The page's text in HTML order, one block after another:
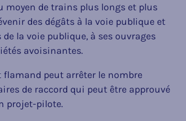
de trains plus longs et plus
des dégâts à la voie publique et
de la voie publique, à ses ouvrages
avoisinantes.
flamand peut arrêter le nombre
de raccord qui peut être approuvé
projet-pilote.